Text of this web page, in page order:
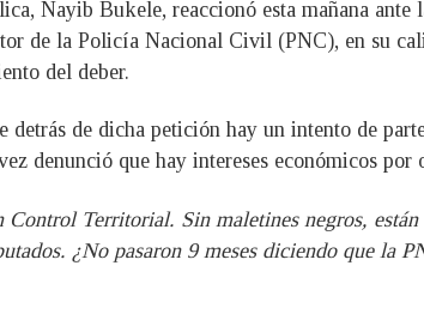
Nayib Bukele, reaccionó esta mañana
de la Policía Nacional Civil (PNC), en su
del deber.
detrás de dicha petición hay un intento de
denunció que hay intereses económicos
Territorial. Sin maletines negros,
¿No pasaron 9 meses diciendo que la